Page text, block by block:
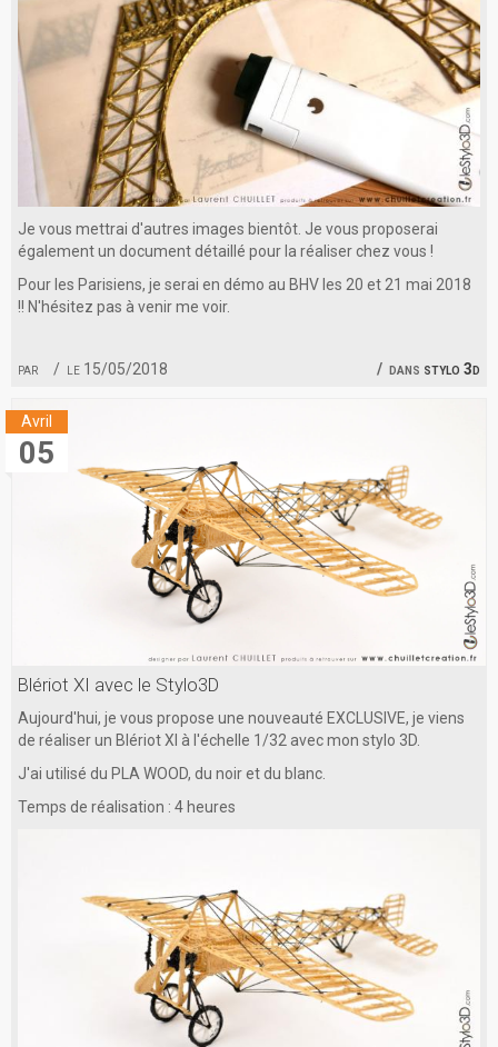
par le 15/05/2018 dans stylo 3d
Je vous mettrai d'autres images bientôt. Je vous proposerai
également un document détaillé pour la réaliser chez vous !
Pour les Parisiens, je serai en démo au BHV les 20 et 21 mai 2018
!! N'hésitez pas à venir me voir.
05
Avril
Blériot XI avec le Stylo3D
Aujourd'hui, je vous propose une nouveauté EXCLUSIVE, je viens
de réaliser un Blériot XI à l'échelle 1/32 avec mon stylo 3D.
J'ai utilisé du PLA WOOD, du noir et du blanc.
Temps de réalisation : 4 heures